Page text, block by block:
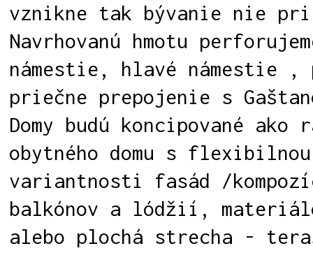
vznikne tak bývanie nie
Navrhovanú hmotu
námestie, hlavé námestie
priečne prepojenie s
Domy budú koncipované
obytného domu s
variantnosti fasád /
balkónov a lódžií,
alebo plochá strecha -